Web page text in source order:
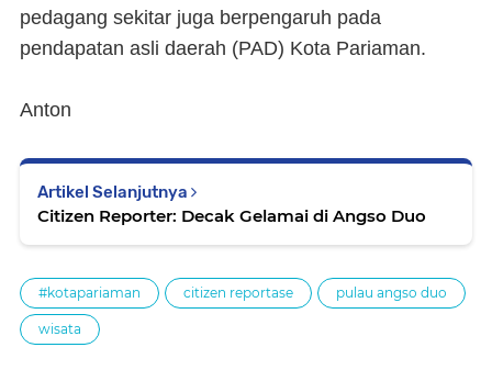
pedagang sekitar juga berpengaruh pada
pendapatan asli daerah (PAD) Kota Pariaman.
Anton
Artikel Selanjutnya
Citizen Reporter: Decak Gelamai di Angso Duo
#kotapariaman citizen reportase pulau angso duo
wisata